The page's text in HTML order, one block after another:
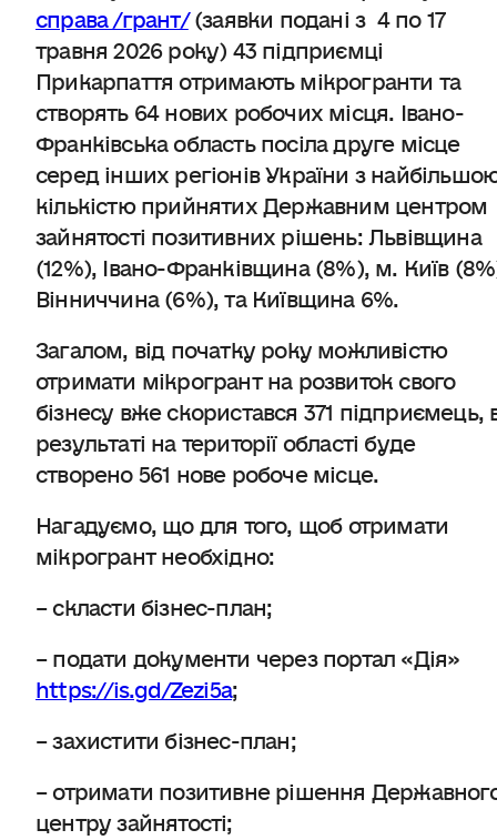
справа /грант/(заявки подані з 4 по 17
травня 2026 року) 43 підприємці
Прикарпаття отримають мікрогранти та
створять 64 нових робочих місця. Івано-
Франківська область посіла друге місце
серед інших регіонів України з
кількістю прийнятих Державним центром
зайнятості позитивних рішень: Львівщина
(12%), Івано-Франківщина (8%), м. Київ
Вінниччина (6%), та Київщина 6%.
Загалом, від початку року можливістю
отримати мікрогрант на розвиток свого
бізнесу вже скористався 371 підприємець,
результаті на території області буде
створено 561 нове робоче місце.
Нагадуємо, що для того, щоб отримати
мікрогрант необхідно:
– скласти бізнес-план;
– подати документи через портал «Дія»
https://is.gd/Zezi5a;
– захистити бізнес-план;
– отримати позитивне рішення
центру зайнятості;